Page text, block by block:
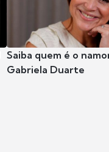
Saiba quem é o
Gabriela Duarte